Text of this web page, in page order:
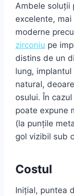
Ambele soluții
excelente,
moderne
zirconiu pe
distins de un
lung,
natural,
osului. În
poate expune
(la punțile
gol vizibil sub
Costul
Inițial, puntea